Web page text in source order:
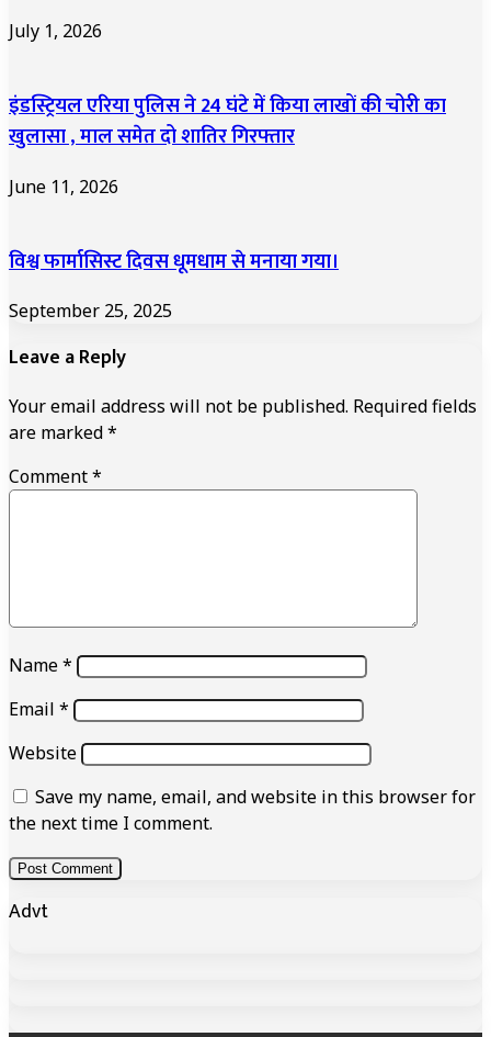
July 1, 2026
इंडस्ट्रियल एरिया पुलिस ने 24 घंटे में किया लाखों की चोरी का
खुलासा , माल समेत दो शातिर गिरफ्तार
June 11, 2026
विश्व फार्मासिस्ट दिवस धूमधाम से मनाया गया।
September 25, 2025
Leave a Reply
Your email address will not be published. Required fields
are marked*
Comment*
Name*
Email *
Website
Save my name, email, and website in this browser for
the next time I comment.
Advt